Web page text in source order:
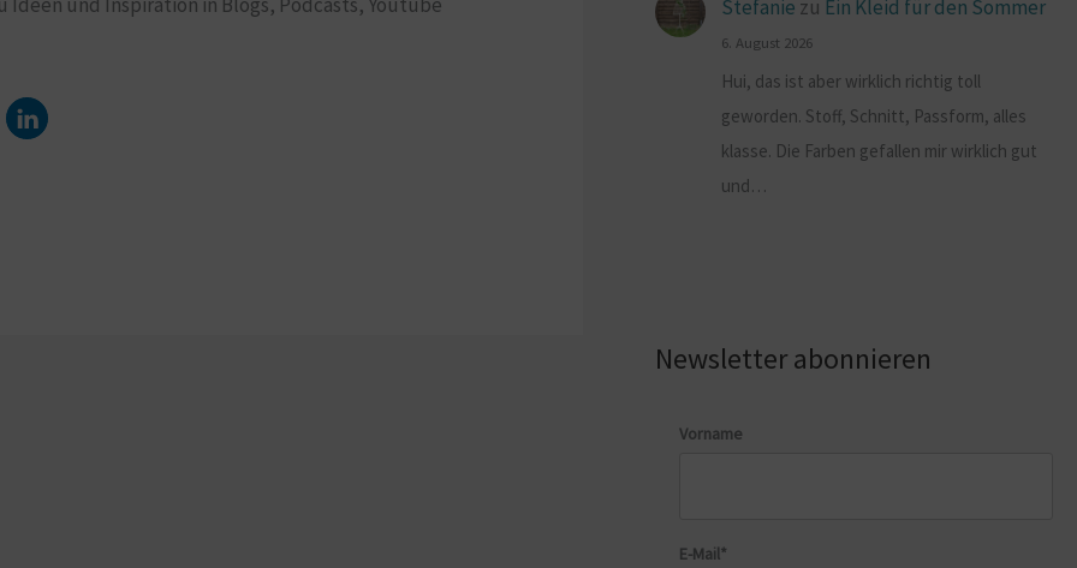
Stefanie zu Ein Kleid für den Sommer
6. August 2026
Hui, das ist aber wirklich richtig toll
geworden. Stoff, Schnitt, Passform, alles
klasse. Die Farben gefallen mir wirklich gut
und…
Newsletter abonnieren
Vorname
E-Mail*